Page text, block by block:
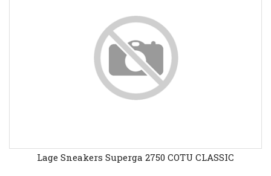
Lage Sneakers Superga 2750 COTU CLASSIC